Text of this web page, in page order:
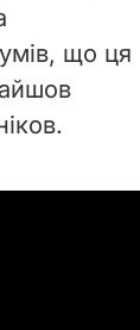
що ця